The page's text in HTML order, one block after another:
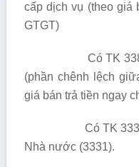
cấp dịch vụ (theo giá
GTGT)
Có TK 3387 –
(phần chênh lệch
giá bán trả tiền ngay
Có TK 333 –
Nhà nước (3331).